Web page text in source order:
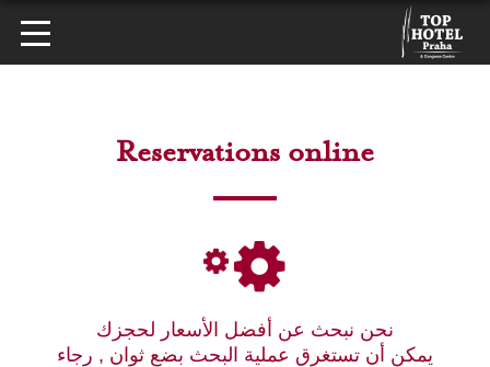
Reservations online
نحن نبحث عن أفضل الأسعار لحجزك
يمكن أن تستغرق عملية البحث بضع ثوان , رجاء